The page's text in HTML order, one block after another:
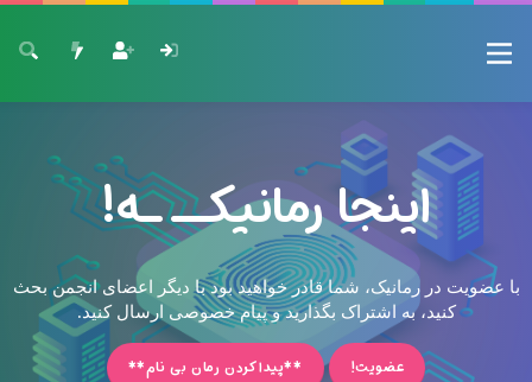
اینجا رمانیکــ ـه!
با عضویت در رمانیک، شما قادر خواهید بود با دیگر اعضای انجمن بحث
کنید، به اشتراک بگذارید و پیام خصوصی ارسال کنید.
عضویت! **پیدا کردن رمان بی نام**